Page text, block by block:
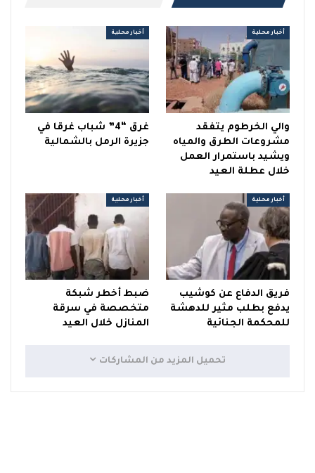
أخبار محلية
والي الخرطوم يتفقد
مشروعات الطرق والمياه
ويشيد باستمرار العمل
خلال عطلة العيد
أخبار محلية
غرق “4” شباب غرقا في
جزيرة الرمل بالشمالية
أخبار محلية
فريق الدفاع عن كوشيب
يدفع بطلب مثير للدهشة
للمحكمة الجنائية
أخبار محلية
ضبط أخطر شبكة
متخصصة في سرقة
المنازل خلال العيد
تحميل المزيد من المشاركات